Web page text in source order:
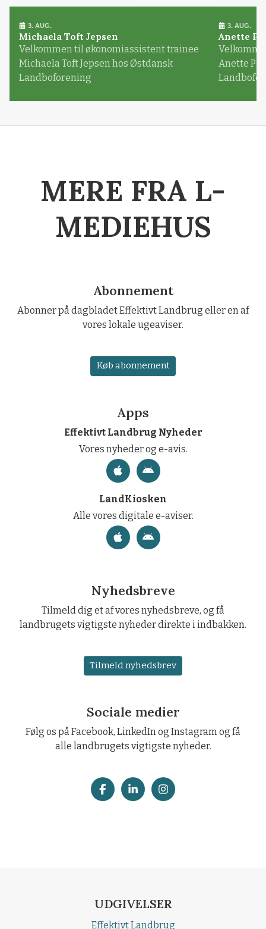
3. AUG.
Michaela Toft Jepsen
Velkommen til økonomiassistent trainee
Michaela Toft Jepsen hos Østdansk
Landboforening
3. AUG.
Anette
Anette
MERE FRA L-
MEDIEHUS
Abonnement
Abonner på dagbladet Effektivt Landbrug eller en af
vores lokale ugeaviser.
Køb abonnement
Apps
Effektivt Landbrug Nyheder
Vores nyheder og e-avis.
LandKiosken
Alle vores digitale e-aviser.
Nyhedsbreve
Tilmeld dig et af vores nyhedsbreve, og få
landbrugets vigtigste nyheder direkte i indbakken.
Tilmeld nyhedsbrev
Sociale medier
Følg os på Facebook, LinkedIn og Instagram og få
alle landbrugets vigtigste nyheder.
UDGIVELSER
Effektivt Landbrug